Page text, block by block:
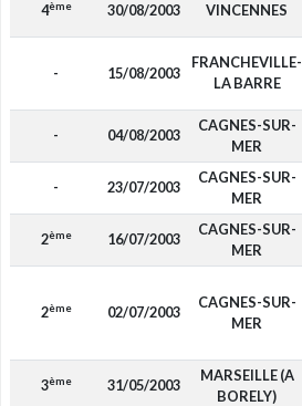
4ème 30/08/2003 VINCENNES
- 15/08/2003
FRANCHEVILLE-
LA BARRE
- 04/08/2003
CAGNES-SUR-
MER
- 23/07/2003
CAGNES-SUR-
MER
2ème 16/07/2003
CAGNES-SUR-
MER
2ème 02/07/2003
CAGNES-SUR-
MER
3ème 31/05/2003
MARSEILLE (A
BORELY)